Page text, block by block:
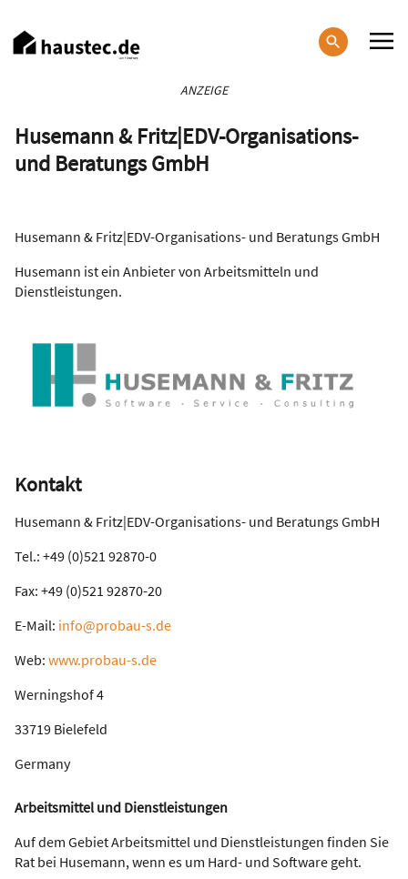
zum
Inhalt
ANZEIGE
Husemann & Fritz|EDV-Organisations-
und Beratungs GmbH
Husemann & Fritz|EDV-Organisations- und Beratungs GmbH
Husemann ist ein Anbieter von Arbeitsmitteln und
Dienstleistungen.
Kontakt
Husemann & Fritz|EDV-Organisations- und Beratungs GmbH
Tel.: +49 (0)521 92870-0
Fax: +49 (0)521 92870-20
E-Mail: info@probau-s.de
Web: www.probau-s.de
Werningshof 4
33719 Bielefeld
Germany
Arbeitsmittel und Dienstleistungen
Auf dem Gebiet Arbeitsmittel und Dienstleistungen finden Sie
Rat bei Husemann, wenn es um Hard- und Software geht.